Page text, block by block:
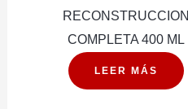
RECONSTRUCCION
COMPLETA 400 ML
LEER MÁS